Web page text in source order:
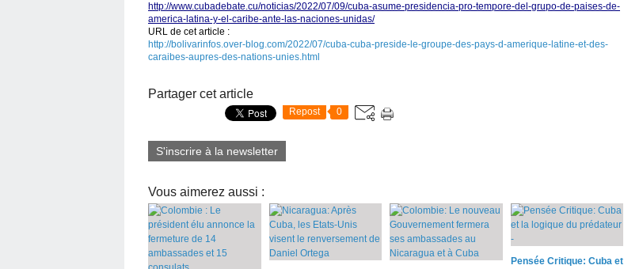
http://www.cubadebate.cu/noticias/2022/07/09/cuba-asume-presidencia-pro-tempore-del-grupo-de-paises-de-
america-latina-y-el-caribe-ante-las-naciones-unidas/
URL de cet article :
http://bolivarinfos.over-blog.com/2022/07/cuba-cuba-preside-le-groupe-des-pays-d-amerique-latine-et-des-
caraibes-aupres-des-nations-unies.html
Partager cet article
Repost 0
S'inscrire à la newsletter
Vous aimerez aussi :
Pensée Critique: Cuba et